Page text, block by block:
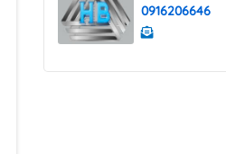
0916206646